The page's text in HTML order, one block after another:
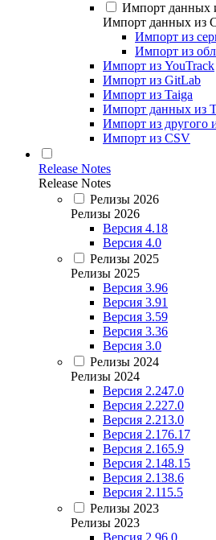
Импорт данных
Импорт данных из
Импорт из
Импорт из
Импорт из YouTrack
Импорт из GitLab
Импорт из Taiga
Импорт данных из
Импорт из другого
Импорт из CSV
Release Notes
Release Notes
Релизы 2026
Релизы 2026
Версия 4.18
Версия 4.0
Релизы 2025
Релизы 2025
Версия 3.96
Версия 3.91
Версия 3.59
Версия 3.36
Версия 3.0
Релизы 2024
Релизы 2024
Версия 2.247.0
Версия 2.227.0
Версия 2.213.0
Версия 2.176.17
Версия 2.165.9
Версия 2.148.15
Версия 2.138.6
Версия 2.115.5
Релизы 2023
Релизы 2023